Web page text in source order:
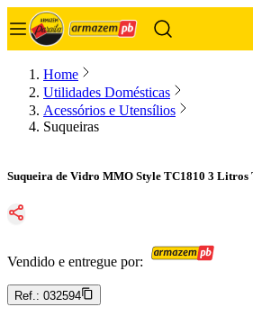
Home
Utilidades Domésticas
Acessórios e Utensílios
Suqueiras
Suqueira de Vidro MMO Style TC1810 3 Litros
Vendido e entregue por:
Ref.: 032594